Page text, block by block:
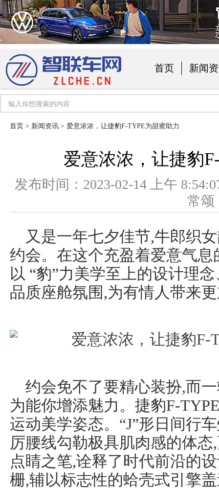
首页 新闻
首页 > 新闻资讯 > 爱意浓浓，让捷豹F-TYPE为甜蜜助力
爱意浓浓，让捷豹
发布时间：2023-02-14 上午
常
又是一年七夕佳节,牛郎织
约会。在这个充盈着爱意气
以 “豹”力美学至上的设计理
品质座舱氛围,为有情人带来
约会免不了要精心装扮,而
为能你增添魅力。捷豹F-
运动美学姿态。“J”形日间行
厉腰线勾勒极具肌肉感的体
点睛之笔,诠释了时代前沿的
栅,辅以标志性的蛤壳式引擎